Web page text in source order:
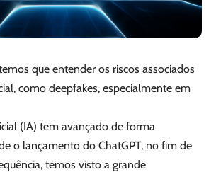
que entender os riscos associados
como deepfakes, especialmente em
(IA) tem avançado de forma
o lançamento do ChatGPT, no fim de
temos visto a grande